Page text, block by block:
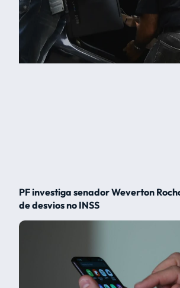
PF investiga senador Weverton
de desvios no INSS